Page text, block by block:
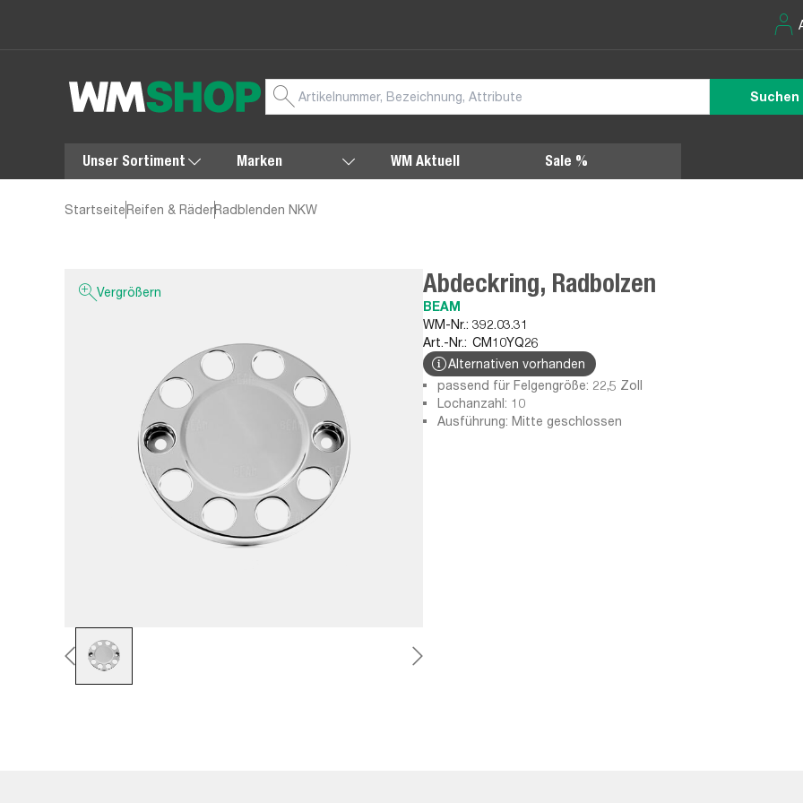
Suchen
Unser Sortiment Marken WM Aktuell Sale %
StartseiteReifen & RäderRadblenden NKW
Vergrößern Abdeckring, Radbolzen
BEAM
WM-Nr.: 392.03.31
Art.-Nr.: CM10YQ26
Alternativen vorhanden
passend für Felgengröße: 22,5 Zoll
Lochanzahl: 10
Ausführung: Mitte geschlossen